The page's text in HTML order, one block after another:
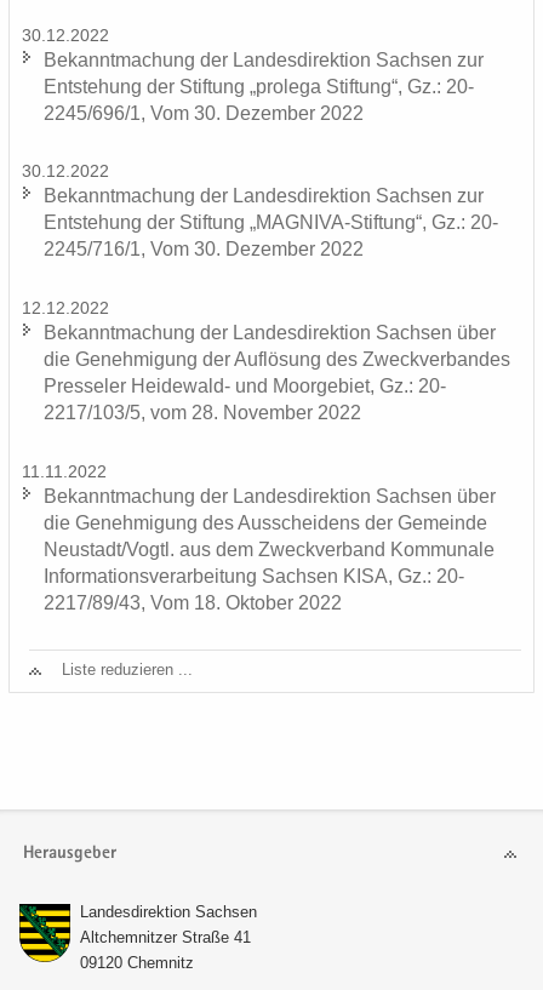
30.12.2022
Be­kannt­ma­chung der Lan­des­di­rek­ti­on Sach­sen zur
Ent­ste­hung der Stif­tung „pro­le­ga Stif­tung“, Gz.: 20-
2245/696/1, Vom 30. De­zem­ber 2022
30.12.2022
Be­kannt­ma­chung der Lan­des­di­rek­ti­on Sach­sen zur
Ent­ste­hung der Stif­tung „MAGNIVA-​Stiftung“, Gz.: 20-
2245/716/1, Vom 30. De­zem­ber 2022
12.12.2022
Be­kannt­ma­chung der Lan­des­di­rek­ti­on Sach­sen über
die Ge­neh­mi­gung der Auf­lö­sung des Zweck­ver­ban­des
Pres­se­ler Heidewald-​ und Moor­ge­biet, Gz.: 20-
2217/103/5, vom 28. No­vem­ber 2022
11.11.2022
Be­kannt­ma­chung der Lan­des­di­rek­ti­on Sach­sen über
die Ge­neh­mi­gung des Aus­schei­dens der Ge­mein­de
Neu­stadt/Vogtl. aus dem Zweck­ver­band Kom­mu­na­le
In­for­ma­ti­ons­ver­ar­bei­tung Sach­sen KISA, Gz.: 20-
2217/89/43, Vom 18. Ok­to­ber 2022
Liste re­du­zie­ren ...
Herausgeber
Lan­des­di­rek­ti­on Sach­sen
Alt­chem­nit­zer Stra­ße 41
09120 Chem­nitz